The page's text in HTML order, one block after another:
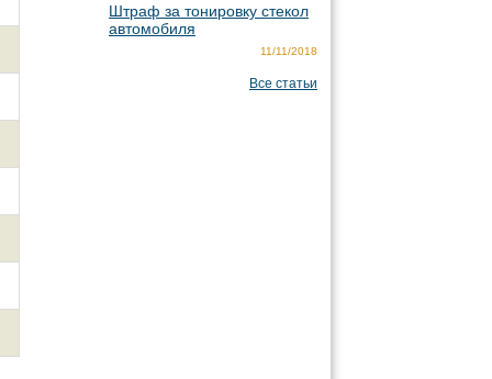
Штраф за тонировку стекол
автомобиля
11/11/2018
Все статьи